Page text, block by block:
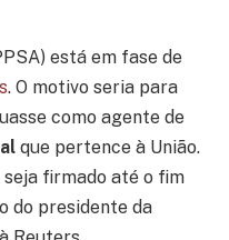
está em fase de
. O motivo seria para
como agente de
que pertence à União.
firmado até o fim
do presidente da